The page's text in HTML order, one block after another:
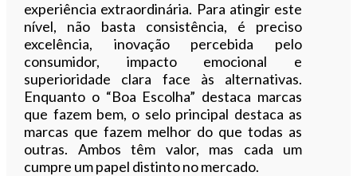
experiência extraordinária. Para atingir este
nível, não basta consistência, é preciso
excelência, inovação percebida pelo
consumidor, impacto emocional e
superioridade clara face às alternativas.
Enquanto o “Boa Escolha” destaca marcas
que fazem bem, o selo principal destaca as
marcas que fazem melhor do que todas as
outras. Ambos têm valor, mas cada um
cumpre um papel distinto no mercado.